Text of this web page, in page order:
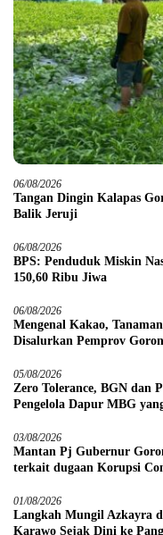
06/08/2026
Tangan Dingin Kalapas
Balik Jeruji
06/08/2026
BPS: Penduduk Miskin
150,60 Ribu Jiwa
06/08/2026
Mengenal Kakao,
Disalurkan Pemprov
05/08/2026
Zero Tolerance, BGN dan
Pengelola Dapur MBG
03/08/2026
Mantan Pj Gubernur
terkait dugaan Korupsi
01/08/2026
Langkah Mungil Azkayra
Karawo Sejak Dini ke